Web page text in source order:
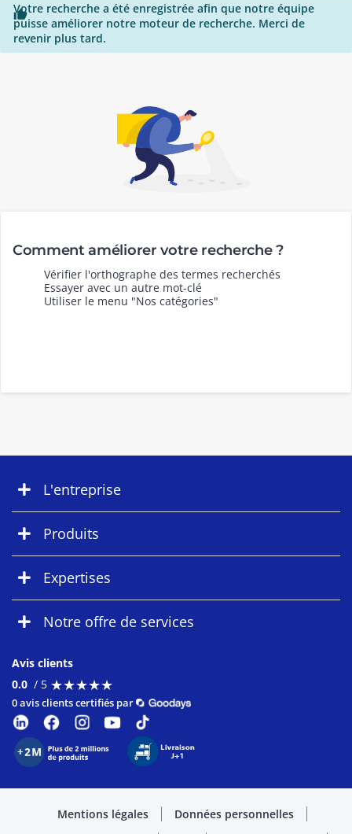

Votre recherche a été enregistrée afin que notre équipe
puisse améliorer notre moteur de recherche. Merci de
revenir plus tard.
Comment améliorer votre recherche ?
Vérifier l'orthographe des termes recherchés
Essayer avec un autre mot-clé
Utiliser le menu "Nos catégories"
L'entreprise
Produits
Expertises
Notre offre de services
Avis clients
0.0 / 5 ★★★★★
★★★★★
0 avis clients certifiés par
Mentions légales
Données personnelles